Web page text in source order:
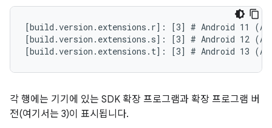
[build.version.extensions.r]: [3] # Android 11
[build.version.extensions.s]: [3] # Android 12
각 행에는 기기에 있는 SDK 확장 프로그램과 확장 프로그램 버
전(여기서는 3)이 표시됩니다.